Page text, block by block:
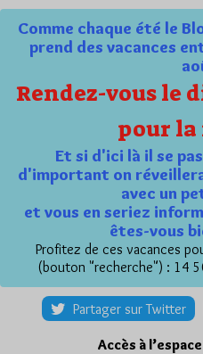
Comme chaque été le
prend des vacances
Rendez-vous le
pour la
Et si d'ici là il se
d'important on
avec un
et vous en seriez
êtes-vous
Profitez de ces vacances
(bouton "recherche") : 14
Partager sur Twitter
Accès à